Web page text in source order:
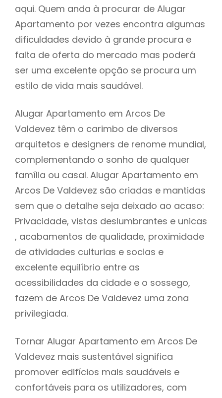
aqui. Quem anda à procurar de Alugar
Apartamento por vezes encontra algumas
dificuldades devido à grande procura e
falta de oferta do mercado mas poderá
ser uma excelente opção se procura um
estilo de vida mais saudável.
Alugar Apartamento em Arcos De
Valdevez têm o carimbo de diversos
arquitetos e designers de renome mundial,
complementando o sonho de qualquer
família ou casal. Alugar Apartamento em
Arcos De Valdevez são criadas e mantidas
sem que o detalhe seja deixado ao acaso:
Privacidade, vistas deslumbrantes e unicas
, acabamentos de qualidade, proximidade
de atividades culturias e socias e
excelente equilíbrio entre as
acessibilidades da cidade e o sossego,
fazem de Arcos De Valdevez uma zona
privilegiada.
Tornar Alugar Apartamento em Arcos De
Valdevez mais sustentável significa
promover edifícios mais saudáveis e
confortáveis para os utilizadores, com